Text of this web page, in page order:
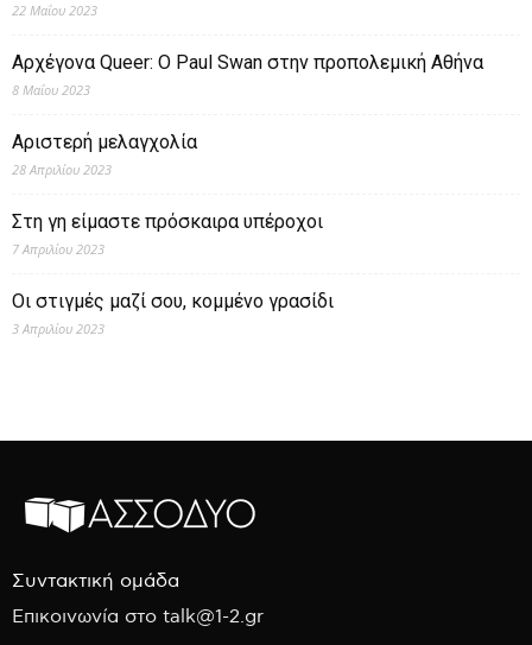
22 Μαΐου 2023
Αρχέγονα Queer: O Paul Swan στην προπολεμική Αθήνα
8 Μαΐου 2023
Αριστερή μελαγχολία
28 Απριλίου 2023
Στη γη είμαστε πρόσκαιρα υπέροχοι
7 Απριλίου 2023
Οι στιγμές μαζί σου, κομμένο γρασίδι
3 Απριλίου 2023
Συντακτική ομάδα
Επικοινωνία στο talk@1-2.gr